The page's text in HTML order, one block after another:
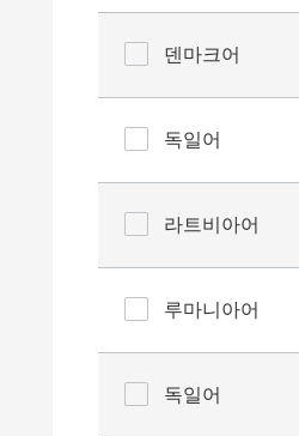
덴마크어
독일어
라트비아어
루마니아어
독일어